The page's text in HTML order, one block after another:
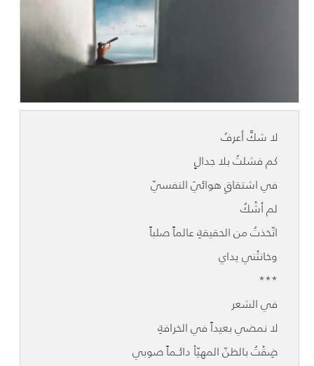
لا شكَّ أعرفُ
كم فشلتُ بلا جدالٍ
في اشتقاقِ هوائيَ النفسيّ
لم أشْكُ
اتّخذتُ من الحقيقةِ عالماً صلباً
وخانتْني يداي
***
في الشعر
لا نمضي بعيداً في الخرافةِ
ضِقْتُ بالظنّ المهيّأ دائــماً صوبي